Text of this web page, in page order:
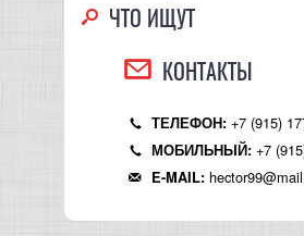
ЧТО ИЩУТ
КОНТАКТЫ
ТЕЛЕФОН: +7 (915)
МОБИЛЬНЫЙ: +7
E-MAIL: